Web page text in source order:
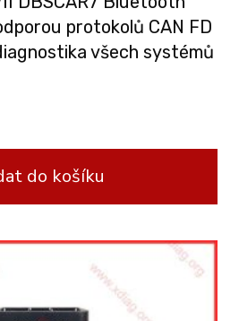
protokolů CAN FD
všech systémů
do košíku